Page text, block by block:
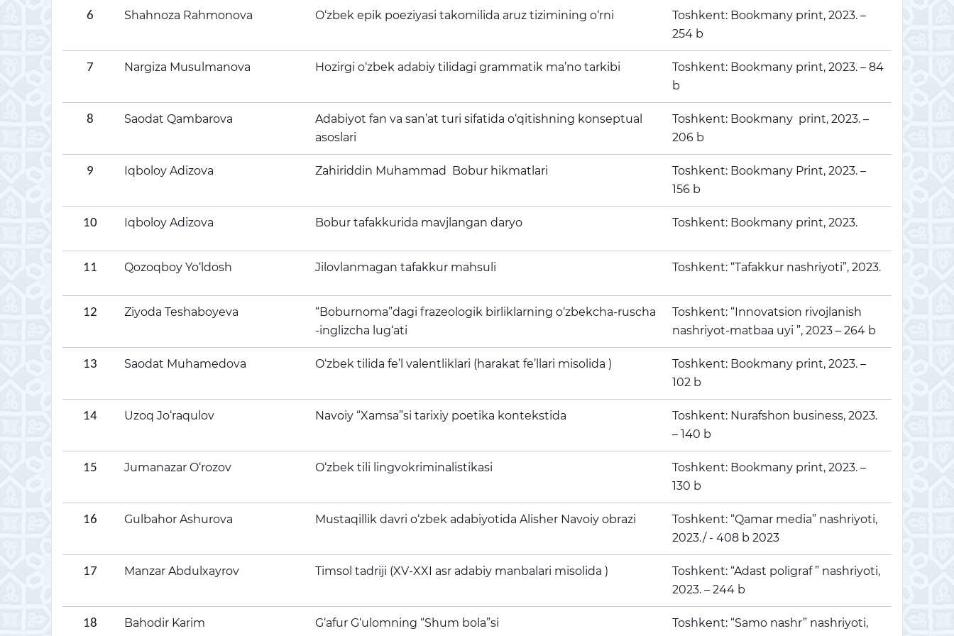
6 Shahnoza Rahmonova O‘zbek epik poeziyasi takomilida aruz tizimining o‘rni
Toshkent: Bookmany print, 2023. –
254 b
7 Nargiza Musulmanova Hozirgi o‘zbek adabiy tilidagi grammatik ma’no tarkibi
Toshkent: Bookmany print, 2023. – 84
b
8 Saodat Qambarova
Adabiyot fan va san’at turi sifatida o‘qitishning konseptual
asoslari
Toshkent: Bookmany print, 2023. –
206 b
9 Iqboloy Adizova Zahiriddin Muhammad Bobur hikmatlari
Toshkent: Bookmany Print, 2023. –
156 b
10 Iqboloy Adizova Bobur tafakkurida mavjlangan daryo Toshkent: Bookmany print, 2023.
11 Qozoqboy Yo‘ldosh Jilovlanmagan tafakkur mahsuli Toshkent: “Tafakkur nashriyoti”, 2023.
12 Ziyoda Teshaboyeva
“Boburnoma”dagi frazeologik birliklarning o‘zbekcha-ruscha
-inglizcha lug‘ati
Toshkent: “Innovatsion rivojlanish
nashriyot-matbaa uyi ”, 2023 – 264 b
13 Saodat Muhamedova O‘zbek tilida fe’l valentliklari (harakat fe’llari misolida )
Toshkent: Bookmany print, 2023. –
102 b
14 Uzoq Jo‘raqulov Navoiy “Xamsa”si tarixiy poetika kontekstida
Toshkent: Nurafshon business, 2023.
– 140 b
15 Jumanazar O‘rozov O‘zbek tili lingvokriminalistikasi
Toshkent: Bookmany print, 2023. –
130 b
16 Gulbahor Ashurova Mustaqillik davri o‘zbek adabiyotida Alisher Navoiy obrazi
Toshkent: “Qamar media” nashriyoti,
2023./ - 408 b 2023
17 Manzar Abdulxayrov Timsol tadriji (XV-XXI asr adabiy manbalari misolida )
Toshkent: “Adast poligraf ” nashriyoti,
2023. – 244 b
18 Bahodir Karim G‘afur G‘ulomning “Shum bola”si
Toshkent: “Samo nashr” nashriyoti,